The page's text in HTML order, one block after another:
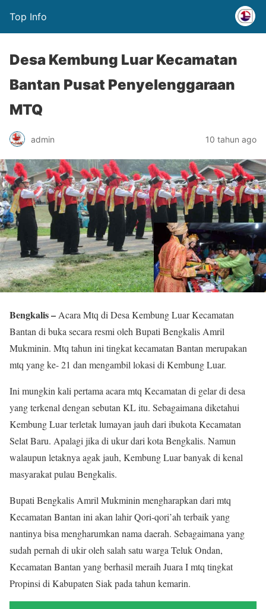
Top Info
Desa Kembung Luar Kecamatan
Bantan Pusat Penyelenggaraan
MTQ
admin 10 tahun ago
Bengkalis – Acara Mtq di Desa Kembung Luar Kecamatan
Bantan di buka secara resmi oleh Bupati Bengkalis Amril
Mukminin. Mtq tahun ini tingkat kecamatan Bantan merupakan
mtq yang ke- 21 dan mengambil lokasi di Kembung Luar.
Ini mungkin kali pertama acara mtq Kecamatan di gelar di desa
yang terkenal dengan sebutan KL itu. Sebagaimana diketahui
Kembung Luar terletak lumayan jauh dari ibukota Kecamatan
Selat Baru. Apalagi jika di ukur dari kota Bengkalis. Namun
walaupun letaknya agak jauh, Kembung Luar banyak di kenal
masyarakat pulau Bengkalis.
Bupati Bengkalis Amril Mukminin mengharapkan dari mtq
Kecamatan Bantan ini akan lahir Qori-qori’ah terbaik yang
nantinya bisa mengharumkan nama daerah. Sebagaimana yang
sudah pernah di ukir oleh salah satu warga Teluk Ondan,
Kecamatan Bantan yang berhasil meraih Juara I mtq tingkat
Propinsi di Kabupaten Siak pada tahun kemarin.